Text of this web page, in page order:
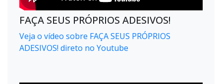
FAÇA SEUS PRÓPRIOS ADESIVOS!
Veja o vídeo sobre FAÇA SEUS PRÓPRIOS
ADESIVOS! direto no Youtube